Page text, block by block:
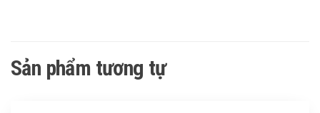
Sản phẩm tương tự